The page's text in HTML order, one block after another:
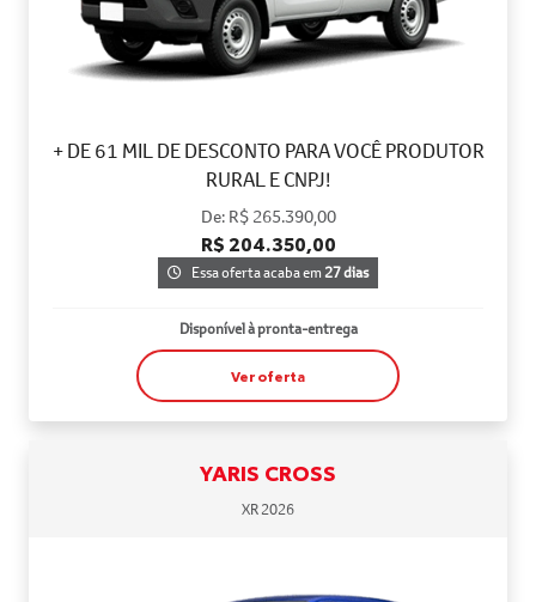
+ DE 61 MIL DE DESCONTO PARA VOCÊ PRODUTOR
RURAL E CNPJ!
De: R$ 265.390,00
R$ 204.350,00
Essa oferta acaba em27 dias
Disponível à pronta-entrega
Ver oferta
YARIS CROSS
XR 2026